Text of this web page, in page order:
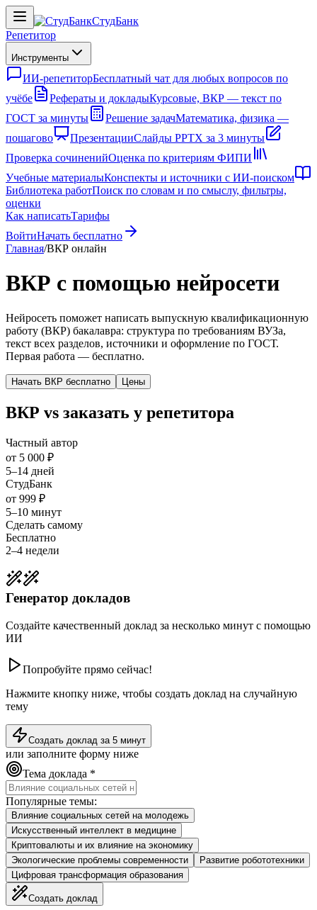
СтудБанк
Репетитор
Инструменты
ИИ-репетиторБесплатный чат для любых вопросов по
учёбе
Рефераты и докладыКурсовые, ВКР — текст по
ГОСТ за минуты
Решение задачМатематика, физика —
пошагово
ПрезентацииСлайды PPTX за 3 минуты
Проверка сочиненийОценка по критериям ФИПИ
Учебные материалыКонспекты и источники с ИИ-поиском
Библиотека работПоиск по словам и по смыслу, фильтры,
оценки
Как написатьТарифы
ВойтиНачать бесплатно
Главная/ВКР онлайн
ВКР с помощью нейросети
Нейросеть поможет написать выпускную квалификационную
работу (ВКР) бакалавра: структура по требованиям ВУЗа,
текст всех разделов, источники и оформление по ГОСТ.
Первая работа — бесплатно.
Начать ВКР бесплатно Цены
ВКР vs заказать у репетитора
Частный автор
от 5 000 ₽
5–14 дней
СтудБанк
от 999 ₽
5–10 минут
Сделать самому
Бесплатно
2–4 недели
Генератор докладов
Создайте качественный доклад за несколько минут с помощью
ИИ
Попробуйте прямо сейчас!
Нажмите кнопку ниже, чтобы создать доклад на случайную
тему
Создать доклад за 5 минут
или заполните форму ниже
Тема доклада *
Популярные темы:
Влияние социальных сетей на молодежь
Искусственный интеллект в медицине
Криптовалюты и их влияние на экономику
Экологические проблемы современности
Развитие робототехники
Цифровая трансформация образования
Создать доклад